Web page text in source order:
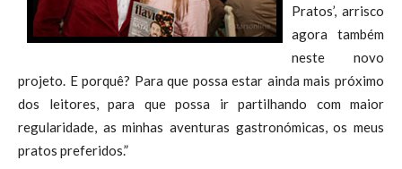
Pratos’, arrisco
agora também
neste novo
projeto. E porquê? Para que possa estar ainda mais próximo
dos leitores, para que possa ir partilhando com maior
regularidade, as minhas aventuras gastronómicas, os meus
pratos preferidos.”